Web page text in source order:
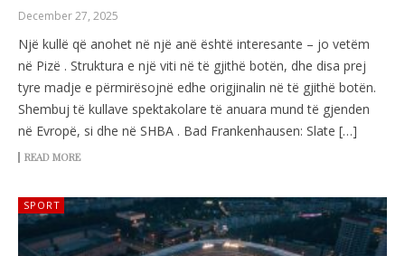
December 27, 2025
Një kullë që anohet në një anë është interesante – jo vetëm
në Pizë . Struktura e një viti në të gjithë botën, dhe disa prej
tyre madje e përmirësojnë edhe origjinalin në të gjithë botën.
Shembuj të kullave spektakolare të anuara mund të gjenden
në Evropë, si dhe në SHBA . Bad Frankenhausen: Slate […]
READ MORE
SPORT